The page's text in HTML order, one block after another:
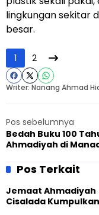
lingkungan sekitar
besar.
1 2
Writer: Nanang Ahmad
Pos sebelumnya
Bedah Buku 100
Ahmadiyah di
Kebersamaan
Pos Terkait
Jemaat Ahmadiyah
Cisalada